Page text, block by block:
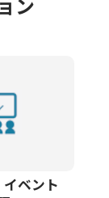
ベント